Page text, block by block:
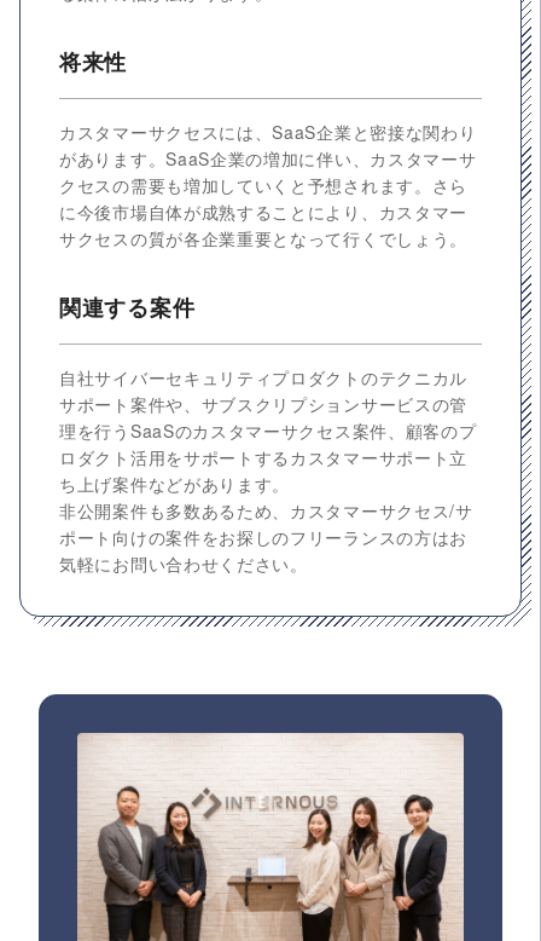
将来性
カスタマーサクセスには、SaaS企業と密接な関わり
があります。SaaS企業の増加に伴い、カスタマーサ
クセスの需要も増加していくと予想されます。さら
に今後市場自体が成熟することにより、カスタマー
サクセスの質が各企業重要となって行くでしょう。
関連する案件
自社サイバーセキュリティプロダクトのテクニカル
サポート案件や、サブスクリプションサービスの管
理を行うSaaSのカスタマーサクセス案件、顧客のプ
ロダクト活用をサポートするカスタマーサポート立
ち上げ案件などがあります。
非公開案件も多数あるため、カスタマーサクセス/サ
ポート向けの案件をお探しのフリーランスの方はお
気軽にお問い合わせください。